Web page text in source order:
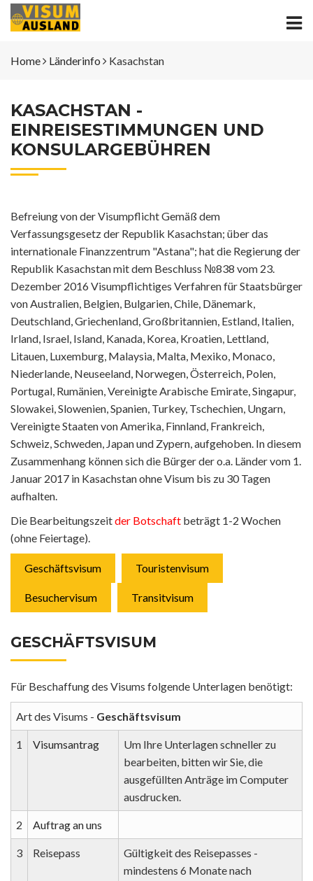
Home Länderinfo Kasachstan
KASACHSTAN -
EINREISESTIMMUNGEN UND
KONSULARGEBÜHREN
Befreiung von der Visumpflicht Gemäß dem
Verfassungsgesetz der Republik Kasachstan; über das
internationale Finanzzentrum "Astana"; hat die Regierung der
Republik Kasachstan mit dem Beschluss №838 vom 23.
Dezember 2016 Visumpflichtiges Verfahren für Staatsbürger
von Australien, Belgien, Bulgarien, Chile, Dänemark,
Deutschland, Griechenland, Großbritannien, Estland, Italien,
Irland, Israel, Island, Kanada, Korea, Kroatien, Lettland,
Litauen, Luxemburg, Malaysia, Malta, Mexiko, Monaco,
Niederlande, Neuseeland, Norwegen, Österreich, Polen,
Portugal, Rumänien, Vereinigte Arabische Emirate, Singapur,
Slowakei, Slowenien, Spanien, Turkey, Tschechien, Ungarn,
Vereinigte Staaten von Amerika, Finnland, Frankreich,
Schweiz, Schweden, Japan und Zypern, aufgehoben. In diesem
Zusammenhang können sich die Bürger der o.a. Länder vom 1.
Januar 2017 in Kasachstan ohne Visum bis zu 30 Tagen
aufhalten.
Die Bearbeitungszeitder Botschaft beträgt 1-2 Wochen
(ohne Feiertage).
Geschäftsvisum Touristenvisum
Besuchervisum Transitvisum
GESCHÄFTSVISUM
Für Beschaffung des Visums folgende Unterlagen benötigt:
Art des Visums - Geschäftsvisum
1 Visumsantrag
Um Ihre Unterlagen schneller zu
bearbeiten, bitten wir Sie, die
ausgefüllten Anträge im Computer
ausdrucken.
2 Auftrag an uns
3 Reisepass
Gültigkeit des Reisepasses -
mindestens 6 Monate nach